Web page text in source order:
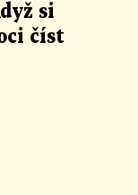
si
číst